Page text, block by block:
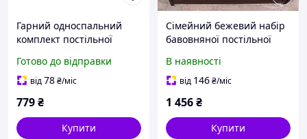
Гарний односпальний
комплект постільної
малюнком квіти та листя
140*220 з компаньйонів
Готово до відправки
від78₴/міс
779₴
Купити
Сімейний бежевий набір
бавовняної постільної
з набивної бязі Gold,
Черешенька
В наявності
від 146₴/міс
1 456₴
Купити